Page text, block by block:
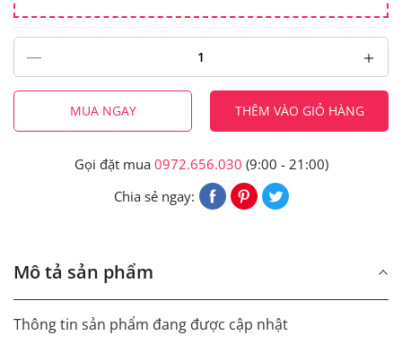
MUA NGAY THÊM VÀO GIỎ HÀNG
Gọi đặt mua 0972.656.030 (9:00 - 21:00)
Chia sẻ ngay:
Mô tả sản phẩm
Thông tin sản phẩm đang được cập nhật